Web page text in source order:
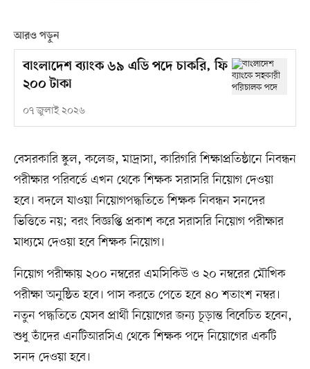
আরও পড়ুন
বাংলাদেশ ব্যাংক ৬৯ এডি পদে চাকরি, ফি
২০০ টাকা
০৭ জুলাই ২০২৬
বেসরকারি স্কুল, কলেজ, মাদ্রাসা, কারিগরি শিক্ষাপ্রতিষ্ঠানে নিবন্ধন
পরীক্ষার পরিবর্তে এখন থেকে শিক্ষক সরাসরি নিয়োগ দেওয়া
হবে। বদলে যাওয়া নিয়োগপদ্ধতিতে শিক্ষক নিবন্ধন সনদের
ভিত্তিতে নয়; বরং বিজ্ঞপ্তি প্রকাশ করে সরাসরি নিয়োগ পরীক্ষার
মাধ্যমে দেওয়া হবে শিক্ষক নিয়োগ।
নিয়োগ পরীক্ষায় ২০০ নম্বরের এমসিকিউ ও ২০ নম্বরের মৌখিক
পরীক্ষা অনুষ্ঠিত হবে। পাস করতে পেতে হবে ৪০ শতাংশ নম্বর।
নতুন পদ্ধতিতে যেসব প্রার্থী নিয়োগের জন্য চূড়ান্ত বিবেচিত হবেন,
শুধু তাঁদের এনটিআরসিএ থেকে শিক্ষক পদে নিয়োগের একটি
সনদ দেওয়া হবে।